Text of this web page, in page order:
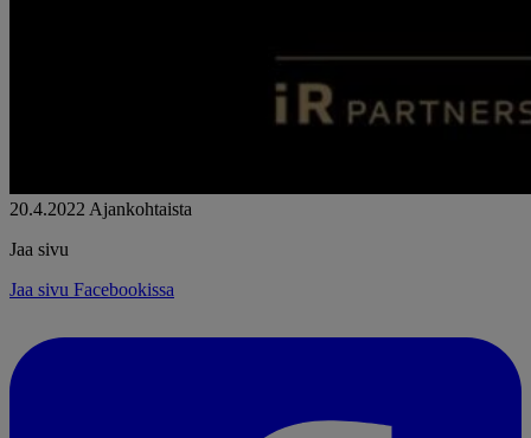
20.4.2022 Ajankohtaista
Jaa sivu
Jaa sivu Facebookissa